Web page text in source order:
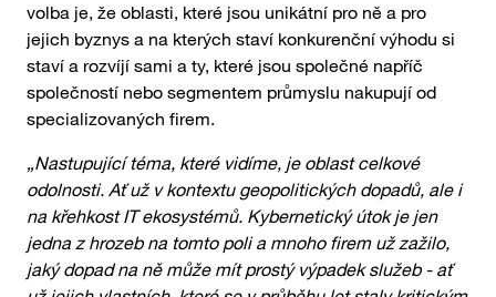
volba je, že oblasti, které jsou unikátní pro ně a pro
jejich byznys a na kterých staví konkurenční výhodu si
staví a rozvíjí sami a ty, které jsou společné napříč
společností nebo segmentem průmyslu nakupují od
specializovaných firem.
„Nastupující téma, které vidíme, je oblast celkové
odolnosti. Ať už v kontextu geopolitických dopadů, ale i
na křehkost IT ekosystémů. Kybernetický útok je jen
jedna z hrozeb na tomto poli a mnoho firem už zažilo,
jaký dopad na ně může mít prostý výpadek služeb - ať